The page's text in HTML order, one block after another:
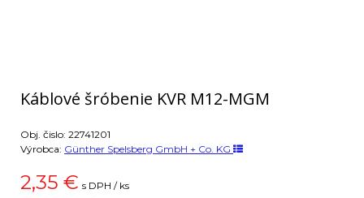
Káblové šróbenie KVR M12-MGM
Obj. čislo: 22741201
Výrobca: Günther Spelsberg GmbH + Co. KG
2,35 € s DPH / ks